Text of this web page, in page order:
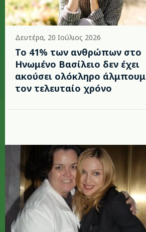
Δευτέρα, 20 Ιούλιος 2026
Το 41% των ανθρώπων στο
Ηνωμένο Βασίλειο δεν έχει
ακούσει ολόκληρο άλμπουμ
τον τελευταίο χρόνο